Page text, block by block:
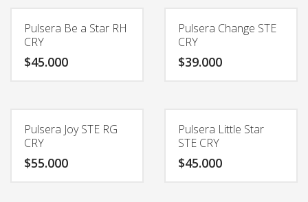
Pulsera Be a Star RH
CRY
$45.000
Pulsera Change STE
CRY
$39.000
Pulsera Joy STE RG
CRY
$55.000
Pulsera Little Star
STE CRY
$45.000